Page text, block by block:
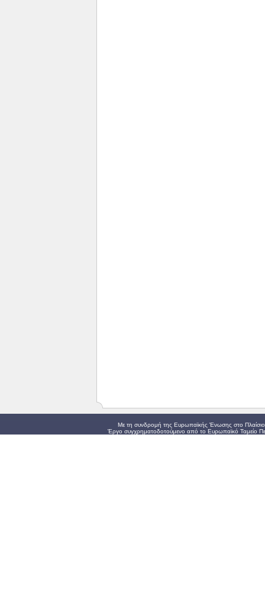
Με τη συνδρομή της Ευρωπαϊκής Ένωσης στο
Έργο συγχρηματοδοτούμενο από το Ευρωπαϊκό Ταμείο